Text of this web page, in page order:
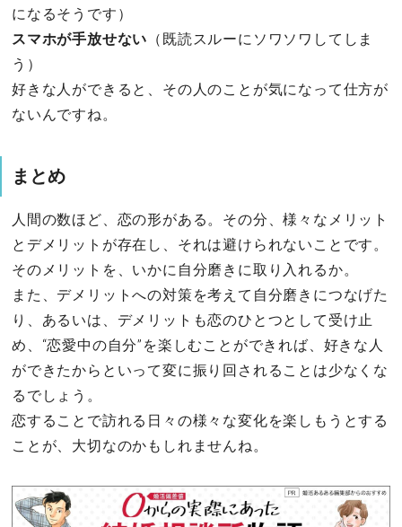
になるそうです）
スマホが手放せない （既読スルーにソワソワしてしま
う）
好きな人ができると、その人のことが気になって仕方が
ないんですね。
まとめ
人間の数ほど、恋の形がある。その分、様々なメリット
とデメリットが存在し、それは避けられないことです。
そのメリットを、いかに自分磨きに取り入れるか。
また、デメリットへの対策を考えて自分磨きにつなげた
り、あるいは、デメリットも恋のひとつとして受け止
め、“恋愛中の自分”を楽しむことができれば、好きな人
ができたからといって変に振り回されることは少なくな
るでしょう。
恋することで訪れる日々の様々な変化を楽しもうとする
ことが、大切なのかもしれませんね。